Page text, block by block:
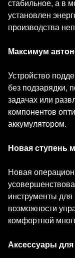
стабильное, а в
установлен
производства
Максимум
Устройство
без подзарядки,
задачах или
компонентов
аккумулятором.
Новая ступень
Новая
инструменты
возможности
комфортной
Аксессуары